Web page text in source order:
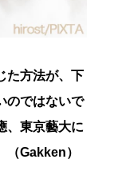
た方法が、下
のではないで
、東京藝大に
Gakken）